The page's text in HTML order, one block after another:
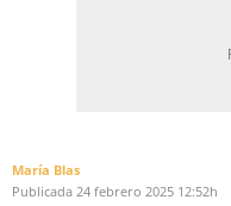
María Blas
Publicada 24 febrero 2025 12:52h